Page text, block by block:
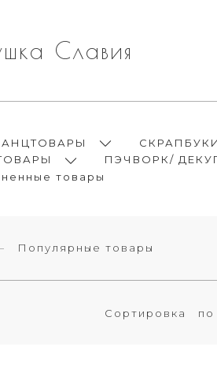
Славия
ПЭЧВОРК/
товары
Популярные товары
Сортировка